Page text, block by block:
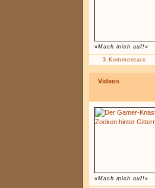
«Mach mich auf!»
3 Kommentare
Videos
«Mach mich auf!»